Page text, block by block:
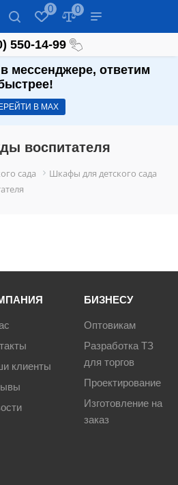
0 0
550-14-99
мессенджере, ответим
В МАХ
воспитателя
сада
Шкафы для детского сада
клиенты
БИЗНЕСУ
Оптовикам
Разработка ТЗ
для торгов
Проектирование
Изготовление на
заказ